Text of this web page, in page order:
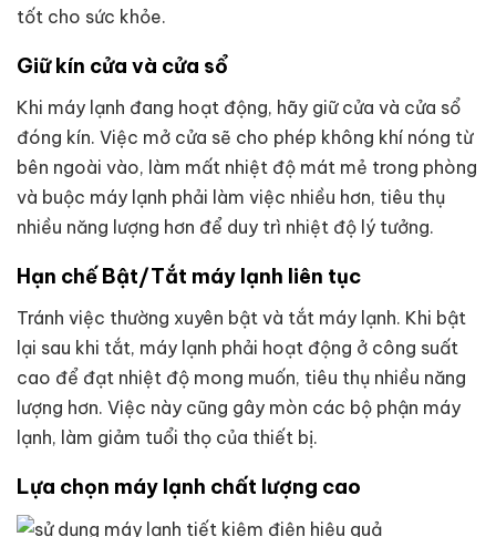
tốt cho sức khỏe.
Giữ kín cửa và cửa sổ
Khi máy lạnh đang hoạt động, hãy giữ cửa và cửa sổ
đóng kín. Việc mở cửa sẽ cho phép không khí nóng từ
bên ngoài vào, làm mất nhiệt độ mát mẻ trong phòng
và buộc máy lạnh phải làm việc nhiều hơn, tiêu thụ
nhiều năng lượng hơn để duy trì nhiệt độ lý tưởng.
Hạn chế Bật/Tắt máy lạnh liên tục
Tránh việc thường xuyên bật và tắt máy lạnh. Khi bật
lại sau khi tắt, máy lạnh phải hoạt động ở công suất
cao để đạt nhiệt độ mong muốn, tiêu thụ nhiều năng
lượng hơn. Việc này cũng gây mòn các bộ phận máy
lạnh, làm giảm tuổi thọ của thiết bị.
Lựa chọn máy lạnh chất lượng cao